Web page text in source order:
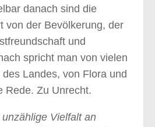
danach sind die
von der Bevölkerung, der
und
spricht man von vielen
Landes, von Flora und
Rede. Zu Unrecht.
Vielfalt an